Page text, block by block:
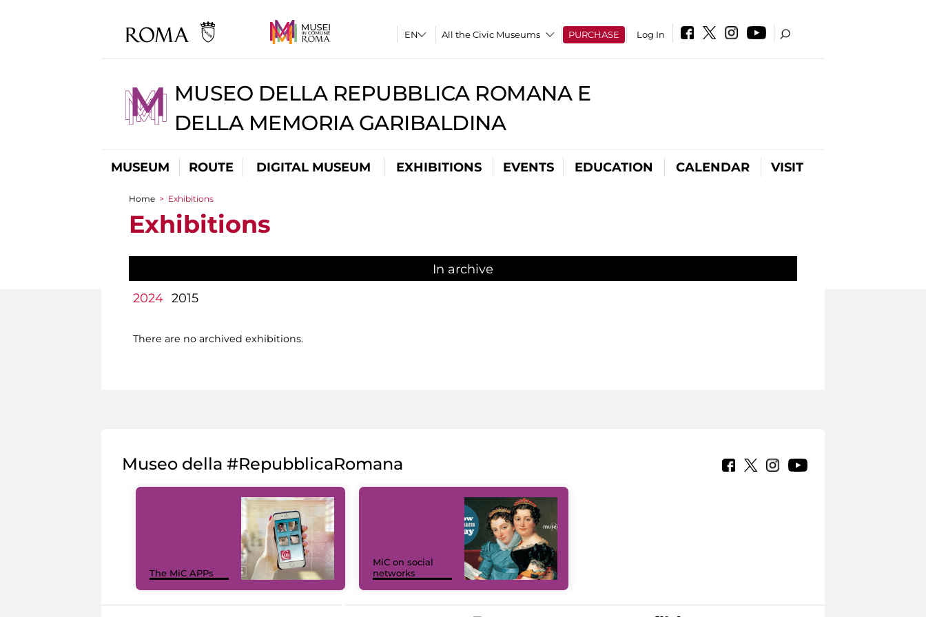
All the Civic Museums PURCHASE Log In
MUSEO DELLA REPUBBLICA ROMANA E
DELLA MEMORIA GARIBALDINA
MUSEUM ROUTE DIGITAL MUSEUM EXHIBITIONS EVENTS EDUCATION CALENDAR VISIT
You are here
Home > Exhibitions
Exhibitions
In archive
2024 2015
There are no archived exhibitions.
Museo della #RepubblicaRomana
The MiC APPs
MiC on social
networks